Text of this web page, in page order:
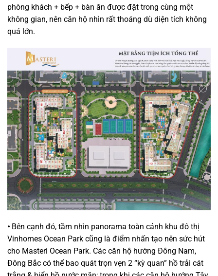
phòng khách + bếp + bàn ăn được đặt trong cùng một
không gian, nên căn hộ nhìn rất thoáng dù diện tích không
quá lớn.
• Bên cạnh đó, tầm nhìn panorama toàn cảnh khu đô thị
Vinhomes Ocean Park cũng là điểm nhấn tạo nên sức hút
cho Masteri Ocean Park. Các căn hộ hướng Đông Nam,
Đông Bắc có thể bao quát trọn vẹn 2 “kỳ quan” hồ trải cát